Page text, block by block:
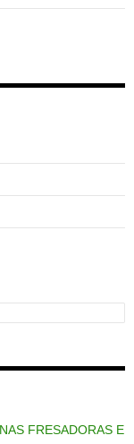
FRESADORAS E